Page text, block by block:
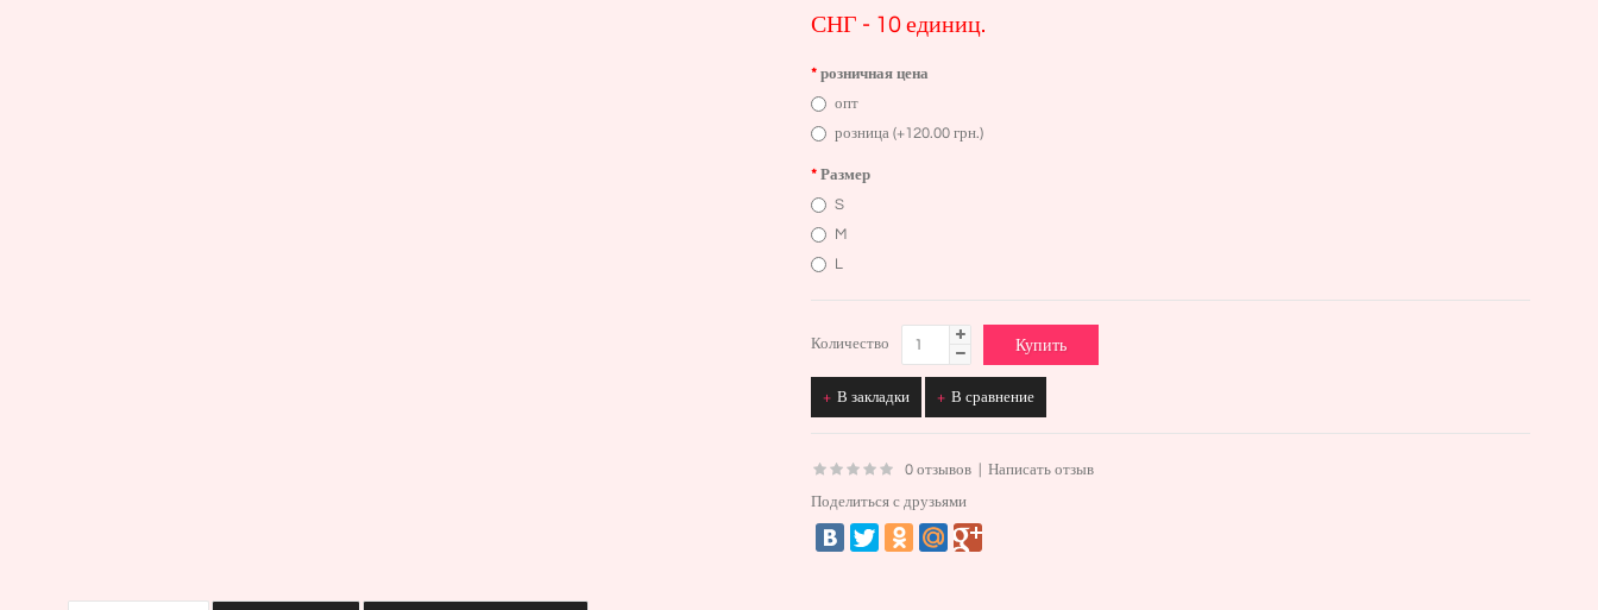
СНГ - 10 единиц.
розничная цена
опт
розница (+120.00 грн.)
Размер
S
M
L
Количество
В закладки В сравнение
0 отзывов
Написать отзыв
Поделиться с друзьями